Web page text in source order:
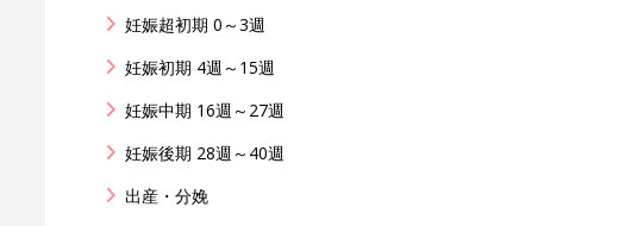
妊娠超初期 0～3週
妊娠初期 4週～15週
妊娠中期 16週～27週
妊娠後期 28週～40週
出産・分娩